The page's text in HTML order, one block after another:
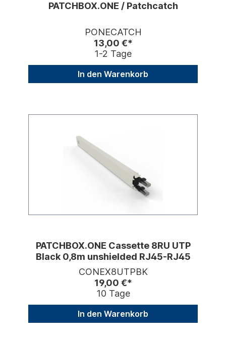
PATCHBOX.ONE / Patchcatch
PONECATCH
13,00 €*
1-2 Tage
In den Warenkorb
PATCHBOX.ONE Cassette 8RU UTP
Black 0,8m unshielded RJ45-RJ45
CONEX8UTPBK
19,00 €*
10 Tage
In den Warenkorb